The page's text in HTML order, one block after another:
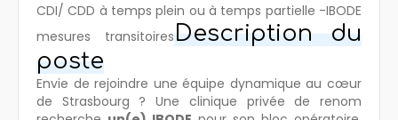
CDI/ CDD à temps plein ou à temps partielle -IBODE
mesures transitoiresDescription du
poste
Envie de rejoindre une équipe dynamique au cœur
de Strasbourg ? Une clinique privée de renom